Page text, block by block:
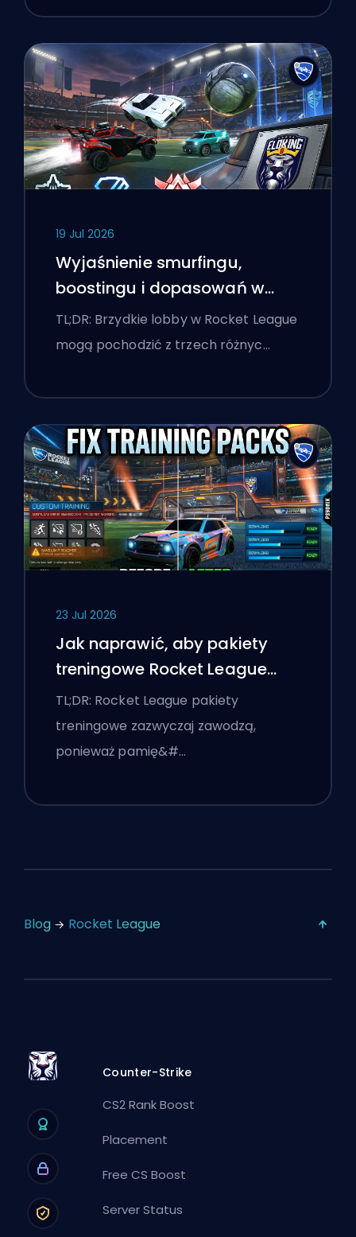
19 Jul 2026
Wyjaśnienie smurfingu,
boostingu i dopasowań w
Rocket League
TL;DR: Brzydkie lobby w Rocket League
mogą pochodzić z trzech różnyc…
23 Jul 2026
Jak naprawić, aby pakiety
treningowe Rocket League
działały
TL;DR: Rocket League pakiety
treningowe zazwyczaj zawodzą,
ponieważ pamię&#…
Blog Rocket League
Counter-Strike
CS2 Rank Boost
Placement
Free CS Boost
Server Status